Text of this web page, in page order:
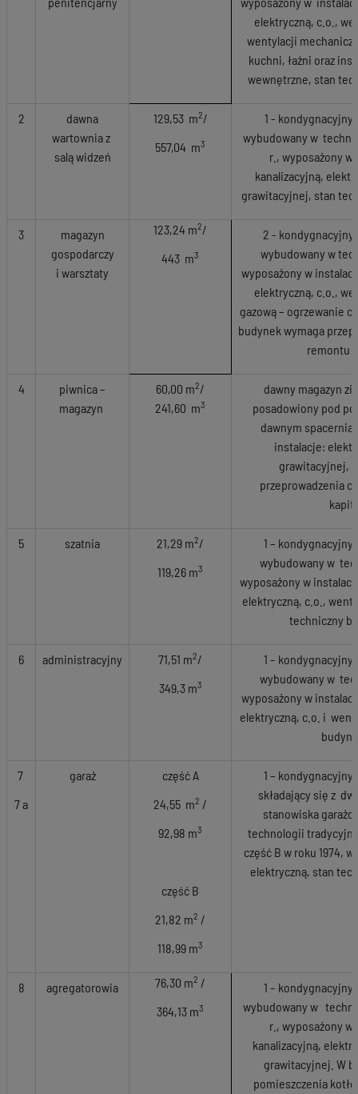
elektryczną, c.o.,
wentylacji
kuchni, łaźni oraz
wewnętrzne, stan
2
dawna
wartownia z
salą widzeń
129,53 m2/
557,04 m3
1 -
wybudowany w
r., wyposażony
kanalizacyjną,
grawitacyjnej, stan
3
magazyn
gospodarczy
i warsztaty
123,24 m2/
443 m3
2 -
wybudowany w
wyposażony w
elektryczną, c.o.,
gazową – ogrzewanie
budynek wymaga
remontu
4
piwnica –
magazyn
60,00 m2/
241,60 m3
dawny magazyn
posadowiony pod
dawnym
instalacje:
grawitacyjnej,
przeprowadzenia
5 szatnia 21,29 m2/
119,26 m3
1 –
wybudowany w
wyposażony w
elektryczną, c.o.,
techniczny
6 administracyjny 71,51 m2/
349,3 m3
1 –
wybudowany w
wyposażony w
elektryczną, c.o. i
7
7 a
garaż
część A
24,55 m2 /
92,98 m3
część B
21,82 m2 /
118,99 m3
1 –
składający się z
stanowiska
technologii
część B w roku 1974,
elektryczną, stan
8 agregatorowia 76,30 m2 /
364,13 m3
1 –
wybudowany w
r., wyposażony
kanalizacyjną,
grawitacyjnej. W
pomieszczenia